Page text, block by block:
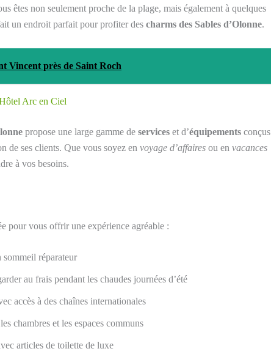
êtes non seulement proche de la plage, mais également à quelques
un endroit parfait pour profiter des charms des Sables d’Olonne.
Vincent près de Saint Roch
Arc en Ciel
propose une large gamme de services et d’équipements conçus
de ses clients. Que vous soyez en voyage d’affaires ou en vacances
à vos besoins.
pour vous offrir une expérience agréable :
sommeil réparateur
au frais pendant les chaudes journées d’été
accès à des chaînes internationales
chambres et les espaces communs
articles de toilette de luxe